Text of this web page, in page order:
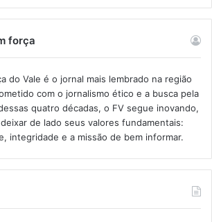
força
do Vale é o jornal mais lembrado na região
com o jornalismo ético e a busca pela
quatro décadas, o FV segue inovando,
de lado seus valores fundamentais:
integridade e a missão de bem informar.​